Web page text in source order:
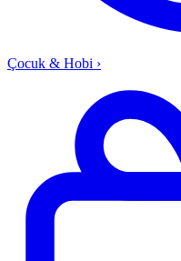
Çocuk & Hobi ›